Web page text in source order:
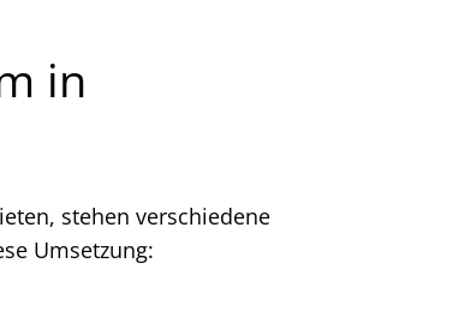
in
stehen verschiedene
Umsetzung: